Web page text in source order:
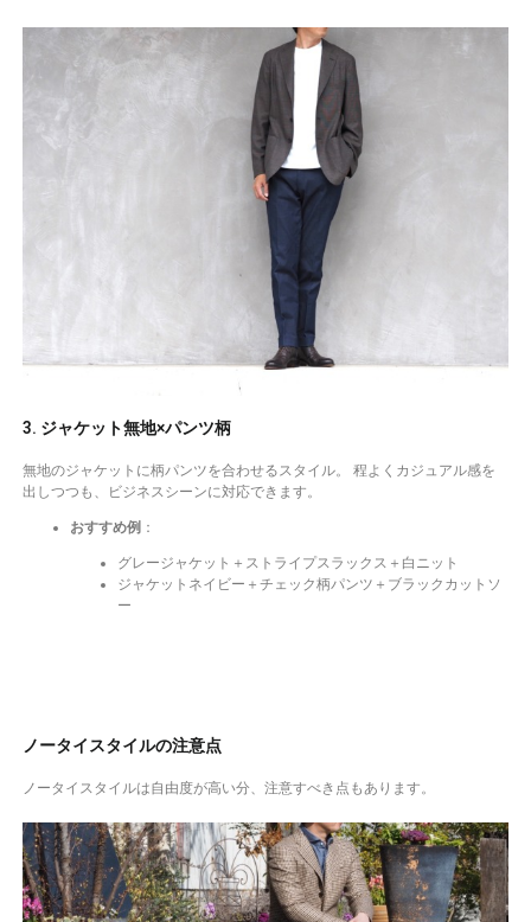
3. ジャケット無地×パンツ柄
無地のジャケットに柄パンツを合わせるスタイル。 程よくカジュアル感を
出しつつも、ビジネスシーンに対応できます。
おすすめ例 ：
グレージャケット＋ストライプスラックス＋白ニット
ジャケットネイビー＋チェック柄パンツ＋ブラックカットソ
ー
ノータイスタイルの注意点
ノータイスタイルは自由度が高い分、注意すべき点もあります。